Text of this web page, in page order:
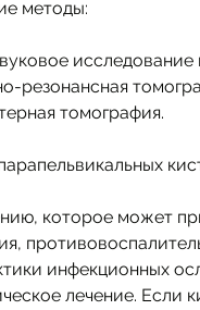
методы:
исследование
резонансная
томография.
которое может
инфекционных
лечение. Если